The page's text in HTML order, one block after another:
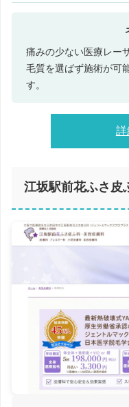
痛みの少ない医療レー
毛質を選ばず施術が可
す。
詳
江坂駅前花ふさ皮